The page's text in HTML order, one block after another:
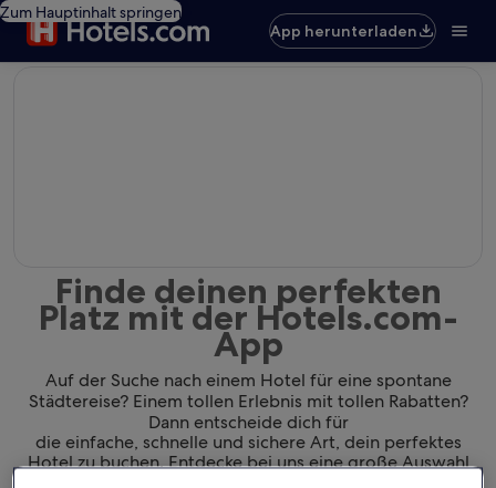
Zum Hauptinhalt springen
App herunterladen
Finde deinen perfekten
Platz mit der Hotels.com-
App
Auf der Suche nach einem Hotel für eine spontane
Städtereise? Einem tollen Erlebnis mit tollen Rabatten?
Dann entscheide dich für
die einfache, schnelle und sichere Art, dein perfektes
Hotel zu buchen. Entdecke bei uns eine große Auswahl